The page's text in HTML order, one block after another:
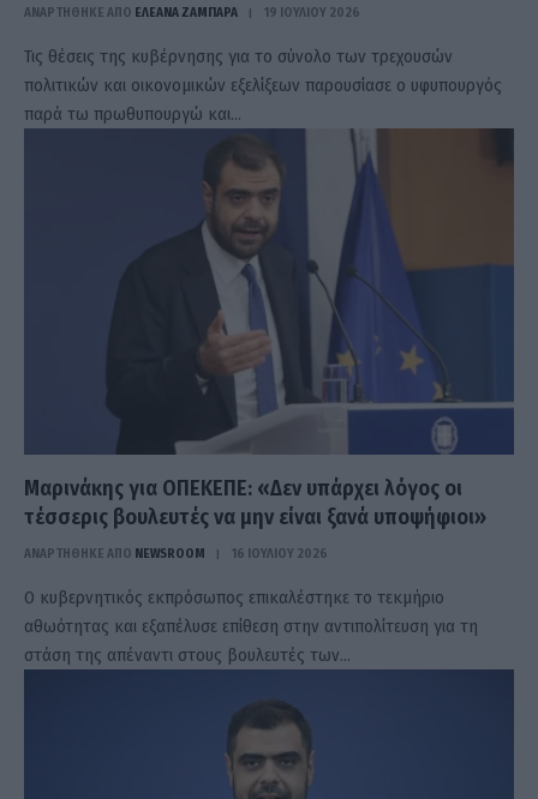
ΑΝΑΡΤΗΘΗΚΕ ΑΠΟ ΕΛΕΑΝΑ ΖΑΜΠΑΡΑ 19 ΙΟΥΛΊΟΥ 2026
Τις θέσεις της κυβέρνησης για το σύνολο των τρεχουσών
πολιτικών και οικονομικών εξελίξεων παρουσίασε ο υφυπουργός
παρά τω πρωθυπουργώ και…
Μαρινάκης για ΟΠΕΚΕΠΕ: «Δεν υπάρχει λόγος οι
τέσσερις βουλευτές να μην είναι ξανά υποψήφιοι»
ΑΝΑΡΤΗΘΗΚΕ ΑΠΟ NEWSROOM 16 ΙΟΥΛΊΟΥ 2026
Ο κυβερνητικός εκπρόσωπος επικαλέστηκε το τεκμήριο
αθωότητας και εξαπέλυσε επίθεση στην αντιπολίτευση για τη
στάση της απέναντι στους βουλευτές των…